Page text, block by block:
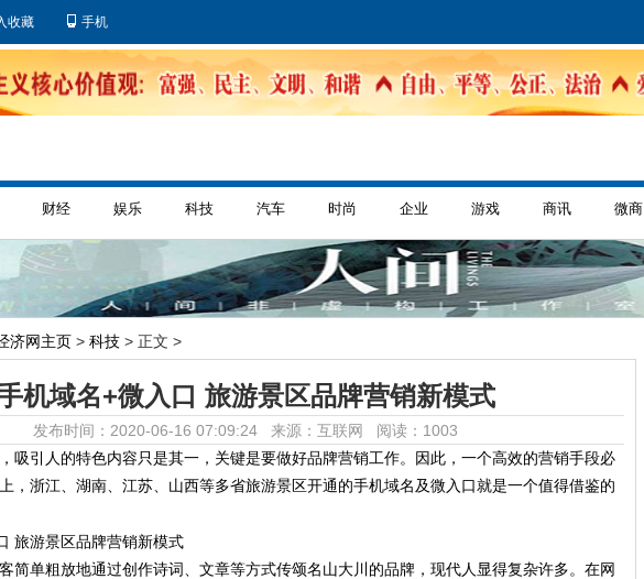
收藏 手机
财经 娱乐 科技 汽车 时尚 企业 游戏 商讯 微商
济网主页 > 科技 > 正文 >
机域名+微入口 旅游景区品牌营销新模式
发布时间：2020-06-16 07:09:24 来源：互联网 阅读：1003
吸引人的特色内容只是其一，关键是要做好品牌营销工作。因此，一个高效的营销手段必
，浙江、湖南、江苏、山西等多省旅游景区开通的手机域名及微入口就是一个值得借鉴的
简单粗放地通过创作诗词、文章等方式传颂名山大川的品牌，现代人显得复杂许多。在网